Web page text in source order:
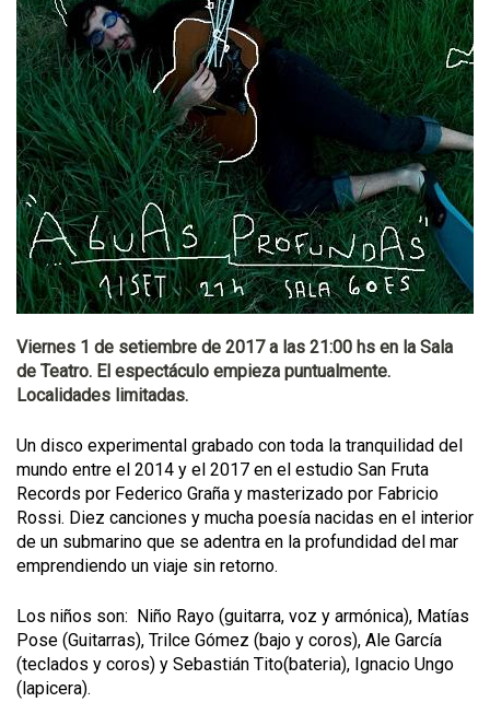
Viernes 1 de setiembre de 2017 a las 21:00 hs en la Sala
de Teatro. El espectáculo empieza puntualmente.
Localidades limitadas.
Un disco experimental grabado con toda la tranquilidad del
mundo entre el 2014 y el 2017 en el estudio San Fruta
Records por Federico Graña y masterizado por Fabricio
Rossi. Diez canciones y mucha poesía nacidas en el interior
de un submarino que se adentra en la profundidad del mar
emprendiendo un viaje sin retorno.
Los niños son: Niño Rayo (guitarra, voz y armónica), Matías
Pose (Guitarras), Trilce Gómez (bajo y coros), Ale García
(teclados y coros) y Sebastián Tito(bateria), Ignacio Ungo
(lapicera).